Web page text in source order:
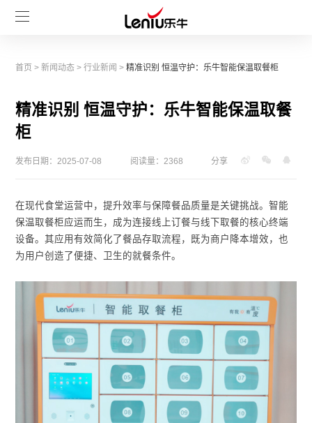
首页 >新闻动态 >行业新闻 >精准识别 恒温守护：乐牛智能保温取餐柜
精准识别 恒温守护：乐牛智能保温取餐
柜
发布日期：2025-07-08 阅读量：2368 分享
在现代食堂运营中，提升效率与保障餐品质量是关键挑战。智能
保温取餐柜应运而生，成为连接线上订餐与线下取餐的核心终端
设备。其应用有效简化了餐品存取流程，既为商户降本增效，也
为用户创造了便捷、卫生的就餐条件。